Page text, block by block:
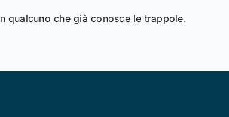
qualcuno che già conosce le trappole.